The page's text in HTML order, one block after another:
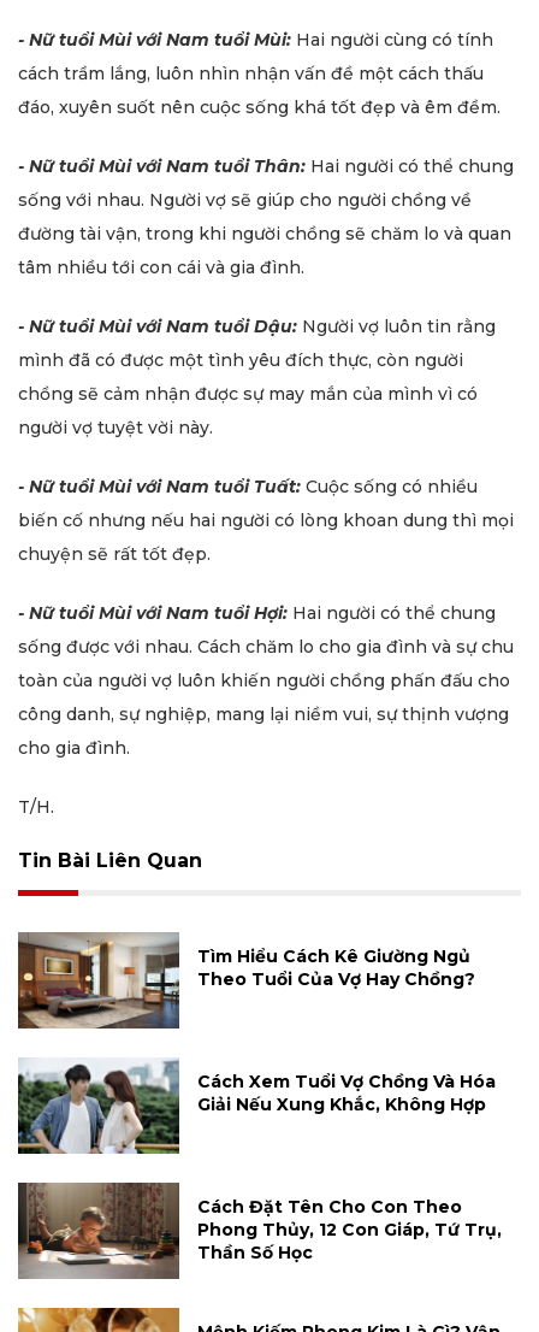
- Nữ tuổi Mùi với Nam tuổi Mùi: Hai người cùng có tính
cách trầm lắng, luôn nhìn nhận vấn đề một cách thấu
đáo, xuyên suốt nên cuộc sống khá tốt đẹp và êm đềm.
- Nữ tuổi Mùi với Nam tuổi Thân: Hai người có thể chung
sống với nhau. Người vợ sẽ giúp cho người chồng về
đường tài vận, trong khi người chồng sẽ chăm lo và quan
tâm nhiều tới con cái và gia đình.
- Nữ tuổi Mùi với Nam tuổi Dậu: Người vợ luôn tin rằng
mình đã có được một tình yêu đích thực, còn người
chồng sẽ cảm nhận được sự may mắn của mình vì có
người vợ tuyệt vời này.
- Nữ tuổi Mùi với Nam tuổi Tuất: Cuộc sống có nhiều
biến cố nhưng nếu hai người có lòng khoan dung thì mọi
chuyện sẽ rất tốt đẹp.
- Nữ tuổi Mùi với Nam tuổi Hợi: Hai người có thể chung
sống được với nhau. Cách chăm lo cho gia đình và sự chu
toàn của người vợ luôn khiến người chồng phấn đấu cho
công danh, sự nghiệp, mang lại niềm vui, sự thịnh vượng
cho gia đình.
T/H.
Tin Bài Liên Quan
Tìm Hiểu Cách Kê Giường Ngủ
Theo Tuổi Của Vợ Hay Chồng?
Cách Xem Tuổi Vợ Chồng Và Hóa
Giải Nếu Xung Khắc, Không Hợp
Cách Đặt Tên Cho Con Theo
Phong Thủy, 12 Con Giáp, Tứ Trụ,
Thần Số Học